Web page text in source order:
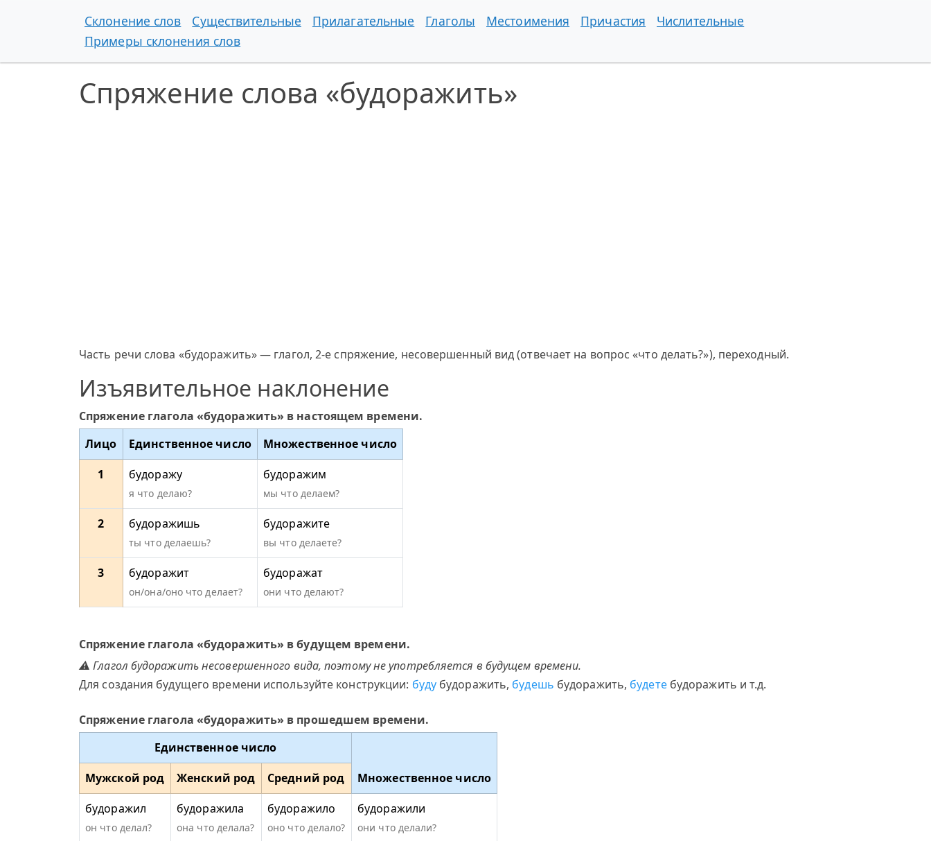
Склонение слов Существительные Прилагательные Глаголы Местоимения Причастия
Числительные
Примеры склонения слов
Спряжение слова «будоражить»
Часть речи слова «будоражить» — глагол, 2-е спряжение, несовершенный вид (отвечает на вопрос «что делать?»), переходный.
Изъявительное наклонение
Спряжение глагола «будоражить» в настоящем времени.
Лицо
Единственное число
Множественное число
1
будоражу
я что делаю?
будоражим
мы что делаем?
2 будоражишь
ты что делаешь?
будоражите
вы что делаете?
3 будоражит
он/она/оно что делает?
будоражат
они что делают?
Спряжение глагола «будоражить» в будущем времени.
⚠ Глагол будоражить несовершенного вида, поэтому не употребляется в будущем времени.
Для создания будущего времени используйте конструкции: будубудоражить, будешь будоражить, будетебудоражить и т.д.
Спряжение глагола «будоражить» в прошедшем времени.
Единственное число
Множественное число
Мужской род Женский род
Средний род
будоражил
он что делал?
будоражила
она что делала?
будоражило
оно что делало?
будоражили
они что делали?